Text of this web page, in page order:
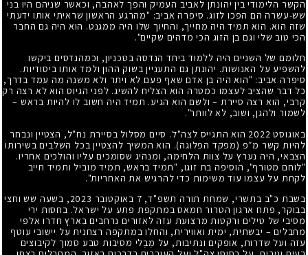
הקשר הלימודי בין יהונתן לאביב העמיק והפך לאהבה, וכאשר שניהם היו בני
שש-עשרה הם הפכו לזוג. סיפרה אביב: "מהרגע הראשון שראיתי אותו ידעתי
שזה הוא. הוא תמיד היה מחייך, והחיוך שלו היה ממגנט. הוא היה גם החבר
הכי טוב שלי וגם בן הזוג הכי מדהים שקיים".
חלומם של השניים היה ללמוד ביחד הנדסה בטכניון, וכמהנדסים ביקשו
להשפיע על האנושות. יהונתן גם התעניין בשוק ההון ולמד אותו ביסודיות.
סיפרה אביב: "הוא היה בן אדם שאף פעם לא ויתר ולא משנה מה עמד בדרך,
כל דבר שהציב לעצמו כמטרה הוא הצליח להשיג. לפני הגיוס הוא לא רצה רק
קרבי, הוא רצה סיירת – ולשם הוא הגיע. תמיד היה חשוב לו להיות בראש –
לשמור ולהגן, ושוב, לא לוותר".
באוגוסט 2022 הוא התגייס לצה"ל. סיים מסלול בסיירת נח"ל, הצטיין ונבחר
להיות קשר מ״פ (מפקד הפלוגה). הוא המשיך להצטיין בכל השלבים בשירותו
הצבאי, היה נערץ על צוות הלחימה, ומנהיג שסומכים עליו והולכים אחריו.
"לוחם מטורף", הוסיפה בת זוגו, "תמיד בראש, תמיד מוביל ותמיד חייב
לקחת על עצמו עוד משימות כדי להרגיש את האחריות".
בשבת כ"ב בתשרי, שמחת תורה תשפ"ד, 7 באוקטובר 2023, בשעה שש וחצי
בבוקר, פתח ארגון הטרור חמאס במתקפת פתע על ישראל. בחסות ירי
מסיבי של טילים ורקטות מרצועת עזה לאזורים נרחבים בארץ חדרו אלפי
מחבלים – יבשתית, ימית ואווירית, והחלו במתקפה רצחנית על יישובי עוטף
עזה ועל שדרות, אופקים ונתיבות, על מְבַלי מסיבות טבע סמוך לקיבוצים